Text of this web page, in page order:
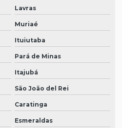
Lavras
Muriaé
Ituiutaba
Pará de Minas
Itajubá
São João del Rei
Caratinga
Esmeraldas